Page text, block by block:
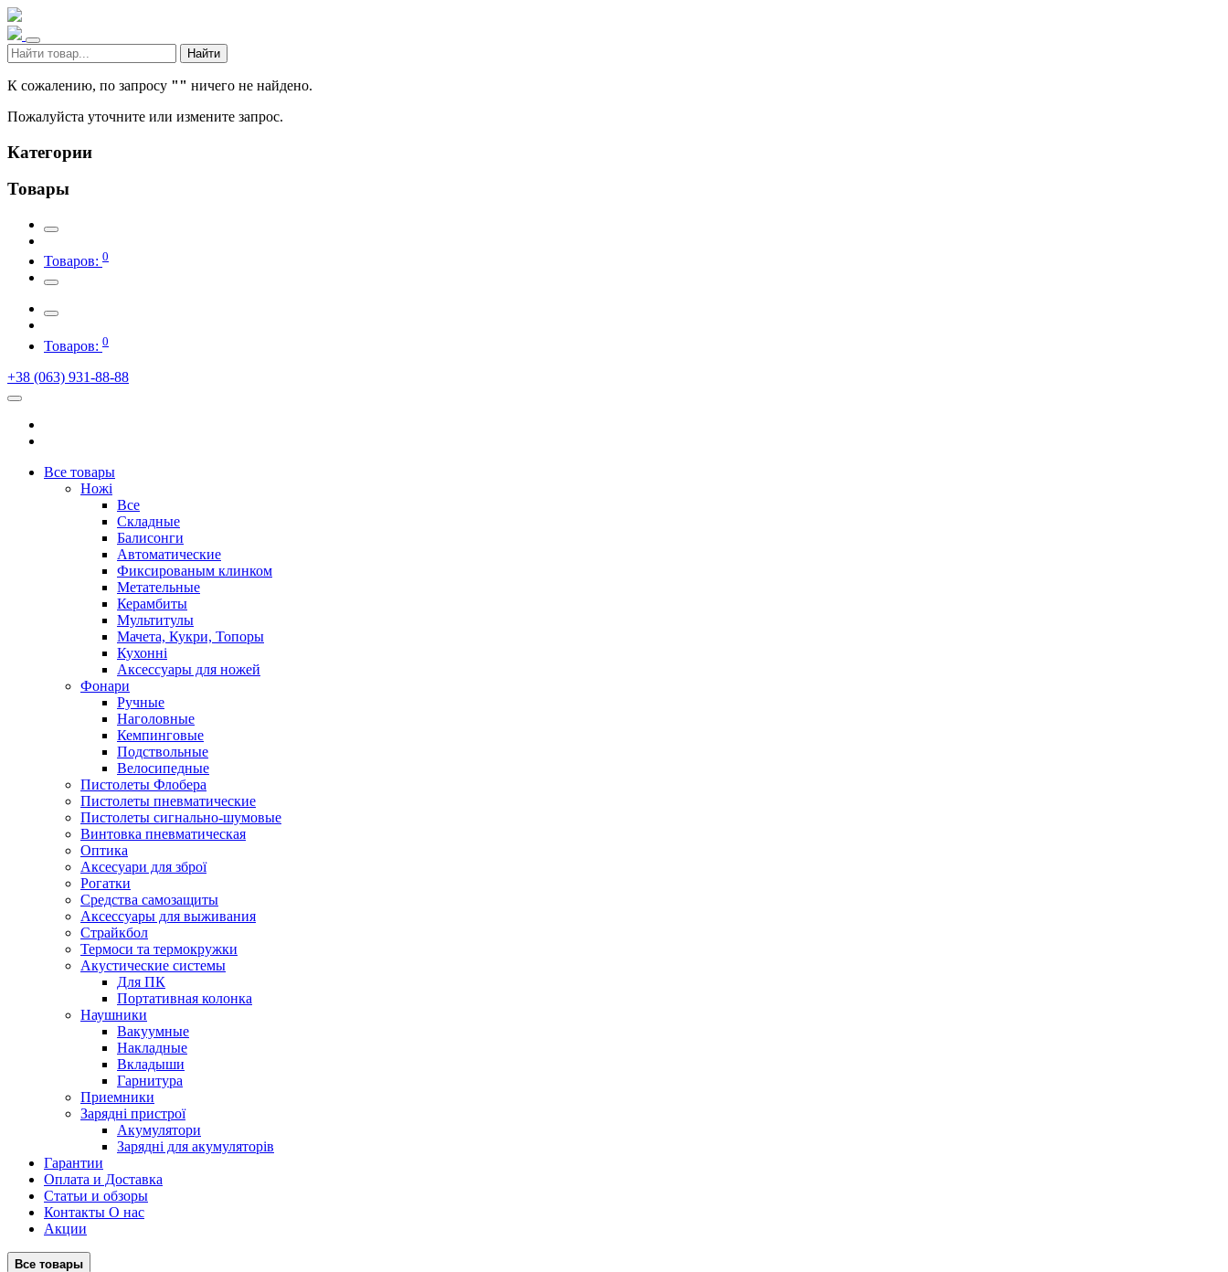
Найти
К сожалению, по запросу "" ничего не найдено.
Пожалуйста уточните или измените запрос.
Категории
Товары
Товаров: 0
Товаров: 0
+38 (063) 931-88-88
Все товары
Ножі
Все
Складные
Балисонги
Автоматические
Фиксированым клинком
Метательные
Керамбиты
Мультитулы
Мачета, Кукри, Топоры
Кухонні
Аксессуары для ножей
Фонари
Ручные
Наголовные
Кемпинговые
Подствольные
Велосипедные
Пистолеты Флобера
Пистолеты пневматические
Пистолеты сигнально-шумовые
Винтовка пневматическая
Оптика
Аксесуари для зброї
Рогатки
Средства самозащиты
Аксессуары для выживания
Страйкбол
Термоси та термокружки
Акустические системы
Для ПК
Портативная колонка
Наушники
Вакуумные
Накладные
Вкладыши
Гарнитура
Приемники
Зарядні пристрої
Акумулятори
Зарядні для акумуляторів
Гарантии
Оплата и Доставка
Статьи и обзоры
Контакты О нас
Акции
Все товары